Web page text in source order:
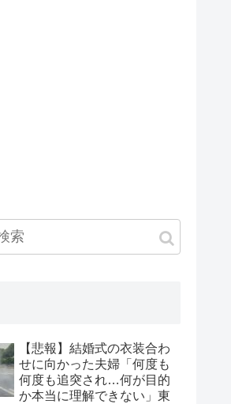
【悲報】結婚式の衣装合わ
せに向かった夫婦「何度も
何度も追突され…何が目的
か本当に理解できない」東